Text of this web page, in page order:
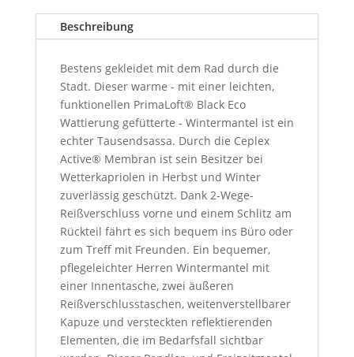
Beschreibung
Bestens gekleidet mit dem Rad durch die
Stadt. Dieser warme - mit einer leichten,
funktionellen PrimaLoft® Black Eco
Wattierung gefütterte - Wintermantel ist ein
echter Tausendsassa. Durch die Ceplex
Active® Membran ist sein Besitzer bei
Wetterkapriolen in Herbst und Winter
zuverlässig geschützt. Dank 2-Wege-
Reißverschluss vorne und einem Schlitz am
Rückteil fährt es sich bequem ins Büro oder
zum Treff mit Freunden. Ein bequemer,
pflegeleichter Herren Wintermantel mit
einer Innentasche, zwei äußeren
Reißverschlusstaschen, weitenverstellbarer
Kapuze und versteckten reflektierenden
Elementen, die im Bedarfsfall sichtbar